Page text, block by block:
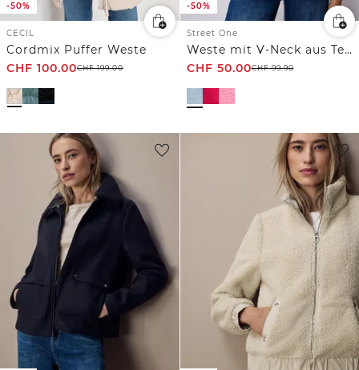
-50%
CECIL
Cordmix Puffer Weste
CHF 100.00CHF199.00
-50%
Street One
Weste mit V-Neck aus Teddy-Material
CHF 50.00CHF99.90